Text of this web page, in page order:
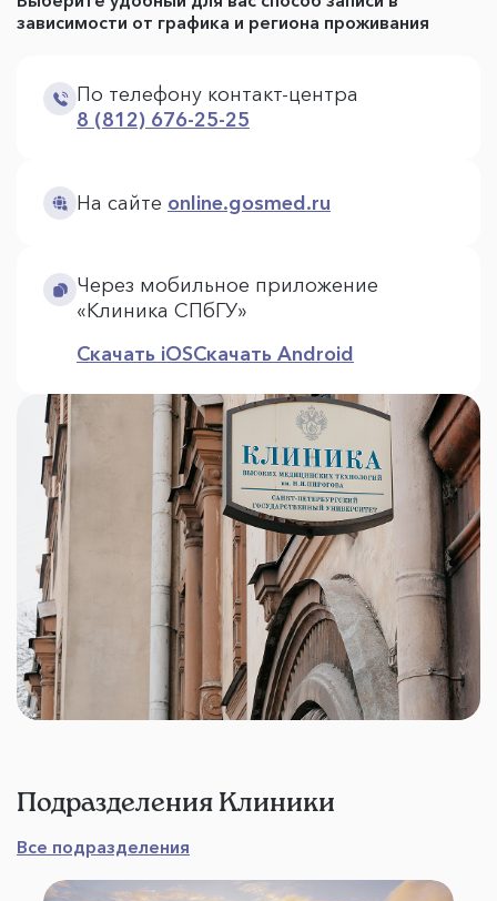
зависимости от графика и региона проживания
По телефону контакт-центра
8 (812) 676-25-25
На сайте online.gosmed.ru
Через мобильное приложение
«Клиника СПбГУ»
Скачать iOSСкачать Android
Подразделения Клиники
Все подразделения